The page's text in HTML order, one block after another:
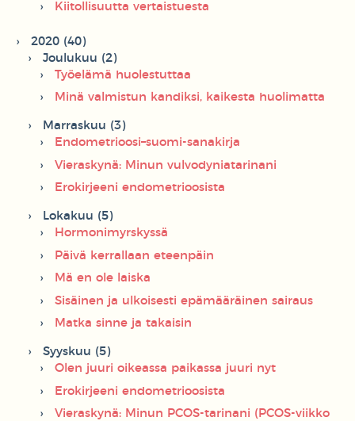
Kiitollisuutta vertaistuesta
2020 (40)
Joulukuu (2)
Työelämä huolestuttaa
Minä valmistun kandiksi, kaikesta huolimatta
Marraskuu (3)
Endometrioosi–suomi-sanakirja
Vieraskynä: Minun vulvodyniatarinani
Erokirjeeni endometrioosista
Lokakuu (5)
Hormonimyrskyssä
Päivä kerrallaan eteenpäin
Mä en ole laiska
Sisäinen ja ulkoisesti epämääräinen sairaus
Matka sinne ja takaisin
Syyskuu (5)
Olen juuri oikeassa paikassa juuri nyt
Erokirjeeni endometrioosista
Vieraskynä: Minun PCOS-tarinani (PCOS-viikko